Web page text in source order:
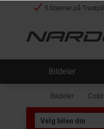
5 Stjerner på
Bildeler
Bildeler